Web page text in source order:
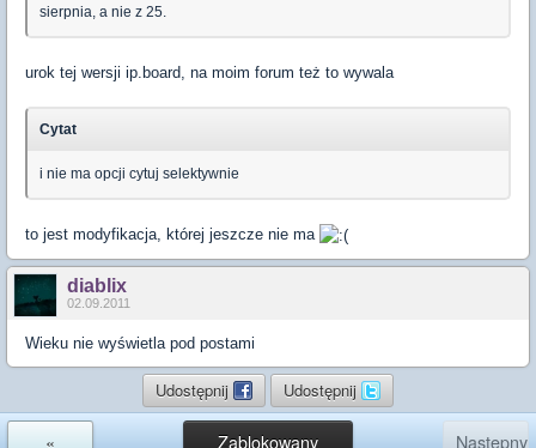
sierpnia, a nie z 25.
urok tej wersji ip.board, na moim forum też to wywala
Cytat
i nie ma opcji cytuj selektywnie
to jest modyfikacja, której jeszcze nie ma
diablix
02.09.2011
Wieku nie wyświetla pod postami
Udostępnij Udostępnij
Zablokowany
« Następny